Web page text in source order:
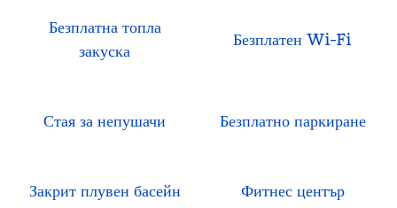
Безплатна топла
закуска
Безплатен Wi-Fi
Стая за непушачи Безплатно паркиране
Закрит плувен басейн Фитнес център